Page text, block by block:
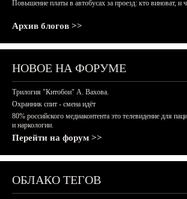
Повышение платы в автобусах за проезд: кто виноват, и
Архив блогов >>
НОВОЕ НА ФОРУМЕ
Трилогия "Китобои" А. Вахова.
Охранник спит - смена идёт
80% российского медиаконтента это телевидение для
и наркологии.
Перейти на форум >>
ОБЛАКО ТЕГОВ